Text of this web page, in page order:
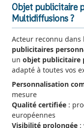
Objet publicitaire
Multidiffusions ?
Acteur reconnu dans
publicitaires
un objet publicitaire
adapté à toutes vos
Personnalisation
mesure
Qualité certifiée :
européennes
Visibilité prolongée :